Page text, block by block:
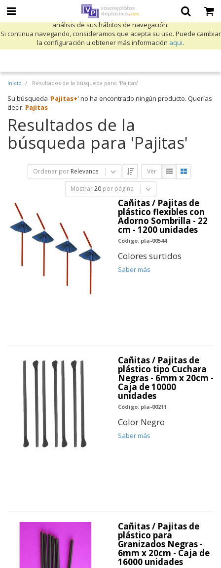
Utilizamos cookies propias y de terceros para mejorar nuestros servicios
y mostrarle publicidad relacionada con sus preferencias mediante el
análisis de sus hábitos de navegación.
Si continua navegando, consideramos que acepta su uso. Puede cambiar
la configuración u obtener más información aqui.
Inicio Resultados de la búsqueda para: 'Pajitas'
Su búsqueda 'Pajitas+' no ha encontrado ningún producto. Querías
decir: Pajitas
Resultados de la
búsqueda para 'Pajitas'
Ordenar por Relevance Ver
Mostrar 20 por página
Cañitas / Pajitas de
plástico flexibles con
Adorno Sombrilla - 22
cm - 1200 unidades
Código: pla-00544
Colores surtidos
Saber más
Cañitas / Pajitas de
plástico tipo Cuchara
Negras - 6mm x 20cm -
Caja de 10000
unidades
Código: pla-00211
Color Negro
Saber más
Cañitas / Pajitas de
plástico para
Granizados Negras -
6mm x 20cm - Caja de
16000 unidades